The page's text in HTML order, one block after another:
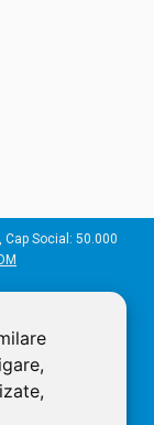
Social: 50.000